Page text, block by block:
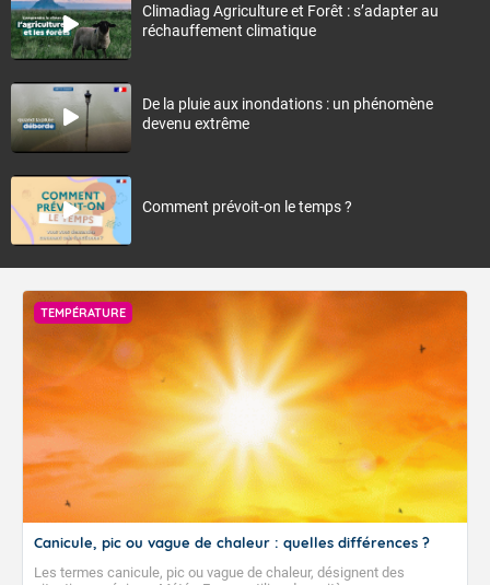
Climadiag Agriculture et Forêt : s’adapter au
réchauffement climatique
De la pluie aux inondations : un phénomène
devenu extrême
Comment prévoit-on le temps ?
TEMPÉRATURE
Canicule, pic ou vague de chaleur : quelles différences ?
Les termes canicule, pic ou vague de chaleur, désignent des